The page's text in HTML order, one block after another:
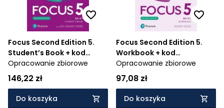
Focus Second Edition 5.
Student’s Book + kod
(Digital Resources +
Interactive eBook)
Opracowanie zbiorowe
146,22 zł
Do koszyka
Focus Second Edition 5.
Workbook + kod
(Interactive Workbook)
Opracowanie zbiorowe
97,08 zł
Do koszyka